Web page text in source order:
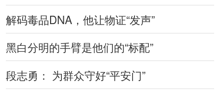
解码毒品DNA，他让物证“发声”
黑白分明的手臂是他们的“标配”
段志勇： 为群众守好“平安门”